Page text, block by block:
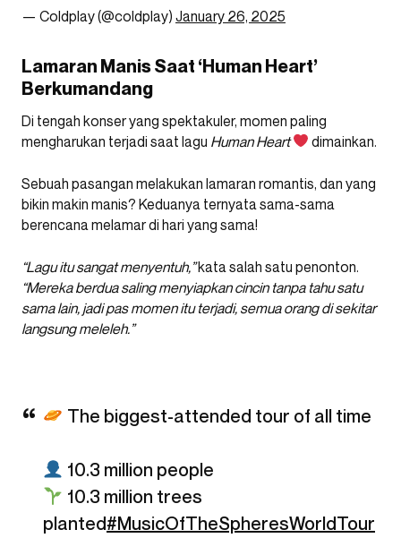
— Coldplay (@coldplay) January 26, 2025
Lamaran Manis Saat ‘Human Heart’
Berkumandang
Di tengah konser yang spektakuler, momen paling
mengharukan terjadi saat lagu Human Heart dimainkan.
Sebuah pasangan melakukan lamaran romantis, dan yang
bikin makin manis? Keduanya ternyata sama-sama
berencana melamar di hari yang sama!
“Lagu itu sangat menyentuh,”kata salah satu penonton.
“Mereka berdua saling menyiapkan cincin tanpa tahu satu
sama lain, jadi pas momen itu terjadi, semua orang di sekitar
langsung meleleh.”
The biggest-attended tour of all time
10.3 million people
10.3 million trees
planted#MusicOfTheSpheresWorldTour